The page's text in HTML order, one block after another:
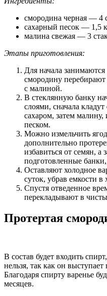
смородина черная — 4
сахарный песок — 1,5
малина свежая — 3
Этапы приготовления:
Для начала занимаются
смородину
с малиной.
В стеклянную банку
слоями, сначала
сахаром, затем
песком.
Можно измельчить
дополнительно
избавиться от семян, а
подготовленные
Оставляют холодное
суток, убрав емкости в
Спустя отведенное
перекладывают в
Протертая
В состав будет входить
нельзя, так как он выступает
Благодаря спирту варенье
месяцев.